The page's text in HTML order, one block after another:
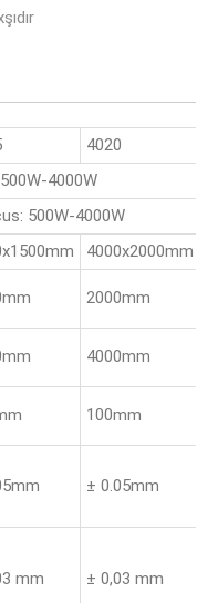
4020
4000W
500W-4000W
4000x2000mm
2000mm
4000mm
100mm
± 0.05mm
mm ± 0,03 mm